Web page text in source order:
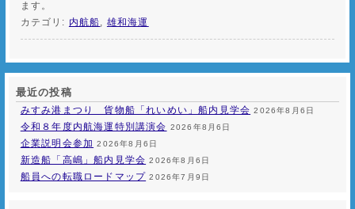
ます。
カテゴリ: 内航船, 雄和海運
最近の投稿
みすみ港まつり 貨物船「れいめい」船内見学会 2026年8月6日
令和８年度内航海運特別講演会 2026年8月6日
企業説明会参加 2026年8月6日
新造船「高嶋」船内見学会 2026年8月6日
船員への転職ロードマップ 2026年7月9日